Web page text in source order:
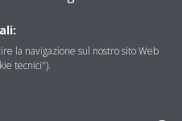
la navigazione sul nostro sito Web
tecnici").